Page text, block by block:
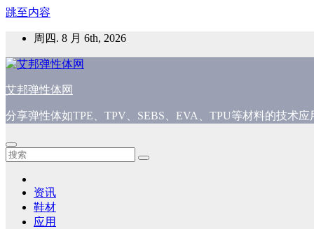
跳至内容
周四. 8 月 6th, 2026
艾邦弹性体网
分享弹性体如TPE、TPV、SEBS、EVA、TPU等材料的技术
资讯
鞋材
应用